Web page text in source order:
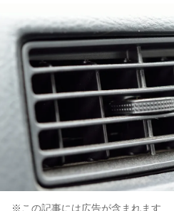
※この記事には広告が含まれます